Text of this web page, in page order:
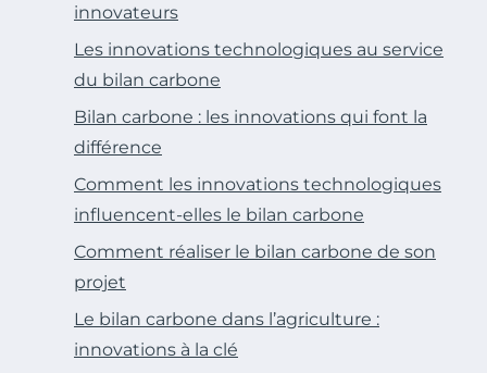
innovateurs
Les innovations technologiques au service
du bilan carbone
Bilan carbone : les innovations qui font la
différence
Comment les innovations technologiques
influencent-elles le bilan carbone
Comment réaliser le bilan carbone de son
projet
Le bilan carbone dans l’agriculture :
innovations à la clé